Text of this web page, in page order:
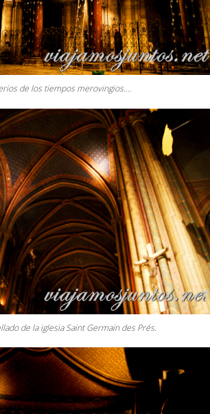
de los tiempos merovingios….
de la iglesia Saint Germain des Prés.